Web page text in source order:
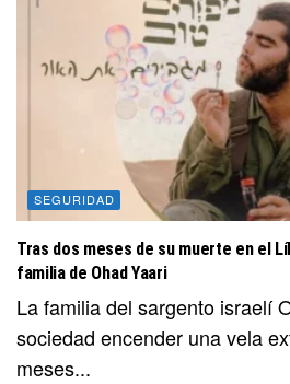
SEGURIDAD
Tras dos meses de su muerte en el
familia de Ohad Yaari
La familia del sargento israelí
sociedad encender una vela
meses...